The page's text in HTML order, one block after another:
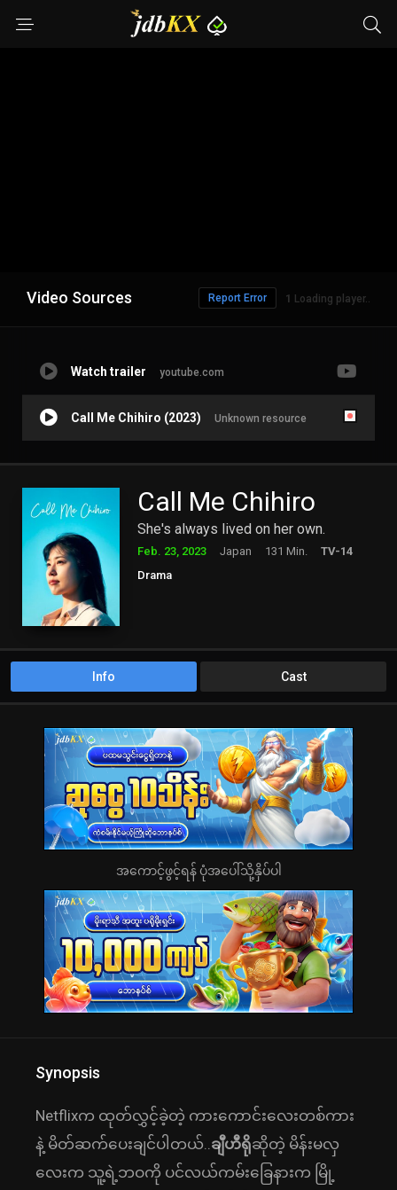
Video Sources 1 Loading player..
Report Error
Watch trailer youtube.com
Call Me Chihiro (2023) Unknown resource
Call Me Chihiro
She's always lived on her own.
Feb. 23, 2023 Japan 131 Min.
TV-14
Drama
Info Cast
အကောင့်ဖွင့်ရန် ပုံအပေါ်သို့နှိပ်ပါ
Synopsis
Netflixက ထုတ်လွှင့်ခဲ့တဲ့ ကားကောင်းလေးတစ်ကား
နဲ့ မိတ်ဆက်ပေးချင်ပါတယ်.. ချီဟီရိုဆိုတဲ့ မိန်းမလှ
လေးက သူ့ရဲ့ဘဝကို ပင်လယ်ကမ်းခြေနားက မြို့